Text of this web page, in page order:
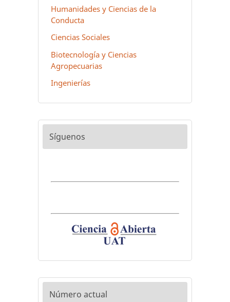
Humanidades y Ciencias de la
Conducta
Ciencias Sociales
Biotecnología y Ciencias
Agropecuarias
Ingenierías
Síguenos
Número actual